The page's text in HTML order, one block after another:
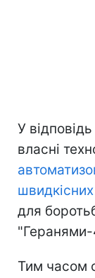
У
власні
для
"Геранями-
Тим часом